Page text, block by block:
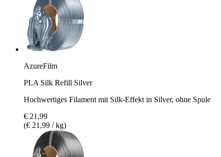
AzureFilm
PLA Silk Refill Silver
Hochwertiges Filament mit Silk-Effekt in Silver, ohne Spule
€ 21,99
(€ 21,99 / kg)